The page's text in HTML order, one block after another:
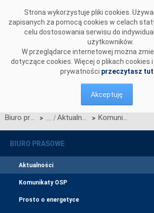
Strona wykorzystuje pliki cookies.
zapisanych za pomocą cookies w celach
celu dostosowania serwisu do
użytkowników.
W przeglądarce internetowej można
dotyczące cookies. Więcej o plikach cookies
prywatności przeczytasz
Akceptuję
Biuro prasowe > Aktualności > Komunikat OIRE ws. raportu z wniosków o dokonanie zmian w Standardach Wymiany Informacji oraz Technicznych Standardach Komunikacji Biznesowej
BIURO PRASOWE
Aktualności
Komunikaty OSP
Prosto o energetyce